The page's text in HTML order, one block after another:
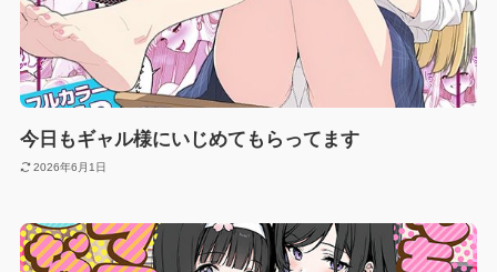
今日もギャル様にいじめてもらってます
2026年6月1日